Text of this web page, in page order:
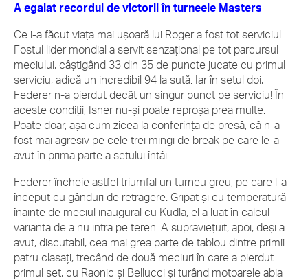
A egalat recordul de victorii în turneele Masters
Ce i-a făcut viaţa mai uşoară lui Roger a fost tot serviciul.
Fostul lider mondial a servit senzaţional pe tot parcursul
meciului, câştigând 33 din 35 de puncte jucate cu primul
serviciu, adică un incredibil 94 la sută. Iar în setul doi,
Federer n-a pierdut decât un singur punct pe serviciu! În
aceste condiţii, Isner nu-şi poate reproşa prea multe.
Poate doar, aşa cum zicea la conferinţa de presă, că n-a
fost mai agresiv pe cele trei mingi de break pe care le-a
avut în prima parte a setului întâi.
Federer încheie astfel triumfal un turneu greu, pe care l-a
început cu gânduri de retragere. Gripat şi cu temperatură
înainte de meciul inaugural cu Kudla, el a luat în calcul
varianta de a nu intra pe teren. A supravieţuit, apoi, deşi a
avut, discutabil, cea mai grea parte de tablou dintre primii
patru clasaţi, trecând de două meciuri în care a pierdut
primul set, cu Raonic şi Bellucci şi turând motoarele abia